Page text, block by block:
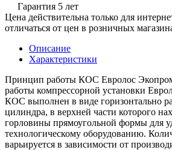
Гарантия 5 лет
Цена действительна только для
отличаться от цен в розничных
Описание
Характеристики
Принцип работы КОС Евролос
работы компрессорной установки
КОС выполнен в виде горизонтально
цилиндра, в верхней части которого
горловины прямоугольной формы для
технологическому оборудованию.
варьируется в зависимости от